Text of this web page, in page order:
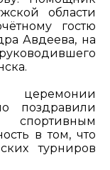
области
гостю
Авдеева, на
церемонии
поздравили
в том, что
турниров